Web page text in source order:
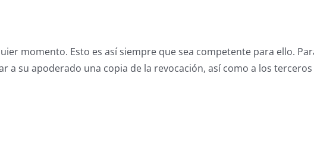
momento. Esto es así siempre que sea competente para ello.
su apoderado una copia de la revocación, así como a los terceros